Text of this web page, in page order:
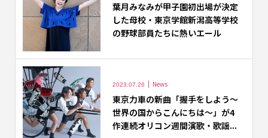
葉月みなみが甲子園初出場が決定
した母校・東京学館新潟高等学校
の野球部員たちに熱いエール
2023.07.26 News
東京力車の新曲「握手をしよう～
世界の国からこんにちは～」が4
作連続オリコン週間演歌・歌謡...